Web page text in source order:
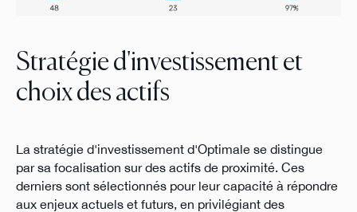
Stratégie d'investissement et
choix des actifs
La stratégie d'investissement d'Optimale se distingue
par sa focalisation sur des actifs de proximité. Ces
derniers sont sélectionnés pour leur capacité à répondre
aux enjeux actuels et futurs, en privilégiant des